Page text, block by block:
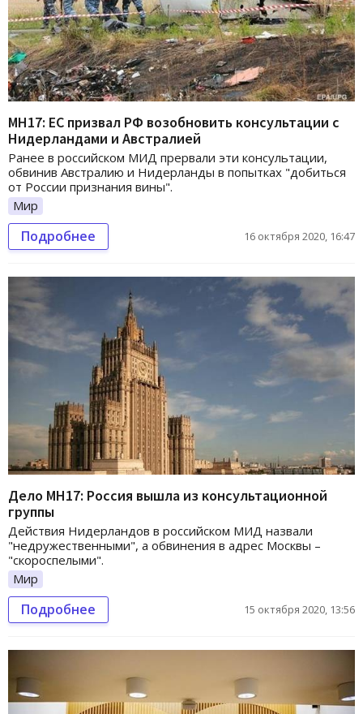
MH17: ЕС призвал РФ возобновить консультации с
Нидерландами и Австралией
Ранее в российском МИД прервали эти консультации,
обвинив Австралию и Нидерланды в попытках "добиться
от России признания вины".
Мир
Подробнее 16 октября 2020, 16:47
Дело MH17: Россия вышла из консультационной
группы
Действия Нидерландов в российском МИД назвали
"недружественными", а обвинения в адрес Москвы –
"скороспелыми".
Мир
Подробнее 15 октября 2020, 13:56